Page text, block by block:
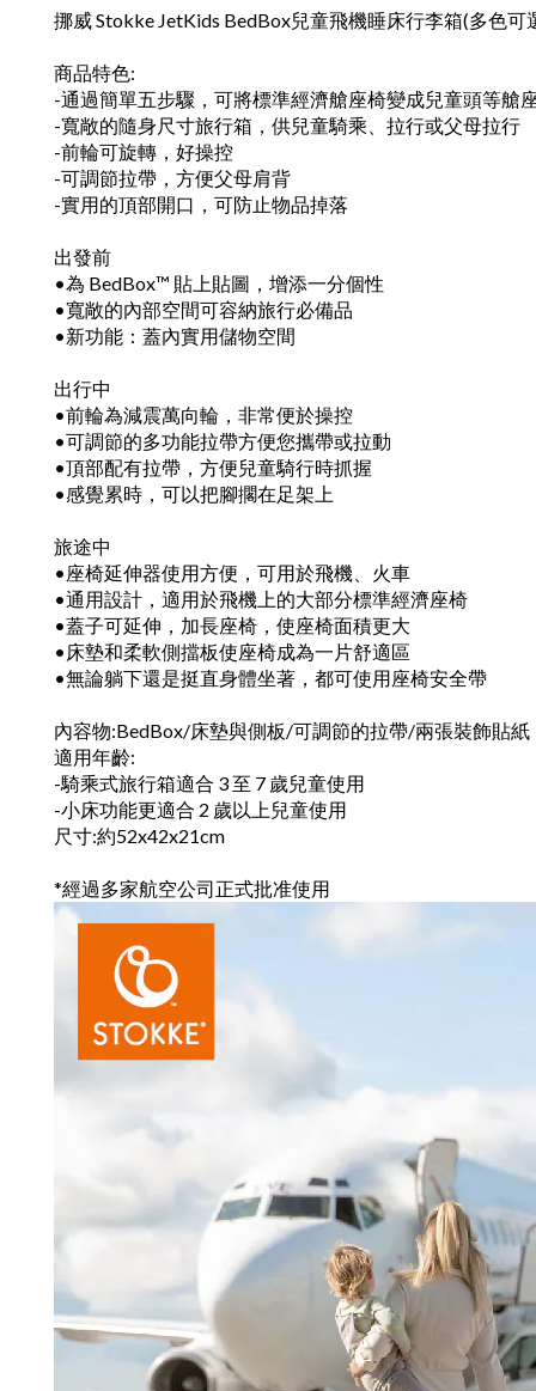
挪威 Stokke JetKids BedBox兒童飛機睡床行李箱(多色可
商品特色:
-通過簡單五步驟，可將標準經濟艙座椅變成兒童頭等艙
-寬敞的隨身尺寸旅行箱，供兒童騎乘、拉行或父母拉行
-前輪可旋轉，好操控
-可調節拉帶，方便父母肩背
-實用的頂部開口，可防止物品掉落
出發前
•為 BedBox™ 貼上貼圖，增添一分個性
•寬敞的內部空間可容納旅行必備品
•新功能：蓋內實用儲物空間
出行中
•前輪為減震萬向輪，非常便於操控
•可調節的多功能拉帶方便您攜帶或拉動
•頂部配有拉帶，方便兒童騎行時抓握
•感覺累時，可以把腳擱在足架上
旅途中
•座椅延伸器使用方便，可用於飛機、火車
•通用設計，適用於飛機上的大部分標準經濟座椅
•蓋子可延伸，加長座椅，使座椅面積更大
•床墊和柔軟側擋板使座椅成為一片舒適區
•無論躺下還是挺直身體坐著，都可使用座椅安全帶
內容物:BedBox/床墊與側板/可調節的拉帶/兩張裝飾貼紙
適用年齡:
-騎乘式旅行箱適合 3 至 7 歲兒童使用
-小床功能更適合 2 歲以上兒童使用
尺寸:約52x42x21cm
*經過多家航空公司正式批准使用